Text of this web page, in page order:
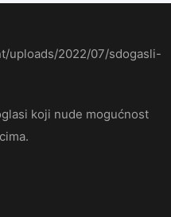
koji nude mogućnost